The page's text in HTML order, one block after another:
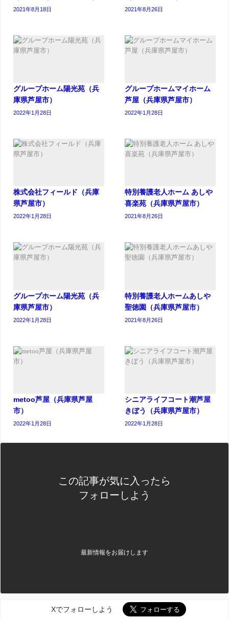
2021年8月18日 2021年8月26日
グループホーム陽光苑（兵
庫県芦屋市）
2022年1月28日
グループホームマイホーム
芦屋（兵庫県芦屋市）
2022年1月28日
株式会社フィールド（兵庫
県芦屋市）
2022年1月28日
特別養護老人ホーム あしや
喜楽苑（兵庫県芦屋市）
2021年8月26日
グループホーム陽光苑（兵
庫県芦屋市）
2022年1月28日
特別養護老人ホームあしや
聖徳園（兵庫県芦屋市）
2021年8月26日
metoo芦屋（兵庫県芦屋
市）
2022年1月28日
シニアライフコート潮芦屋
きぼう（兵庫県芦屋市）
2022年1月28日
この記事が気に入ったら
フォローしよう
最新情報をお届けします
Xでフォローしよう